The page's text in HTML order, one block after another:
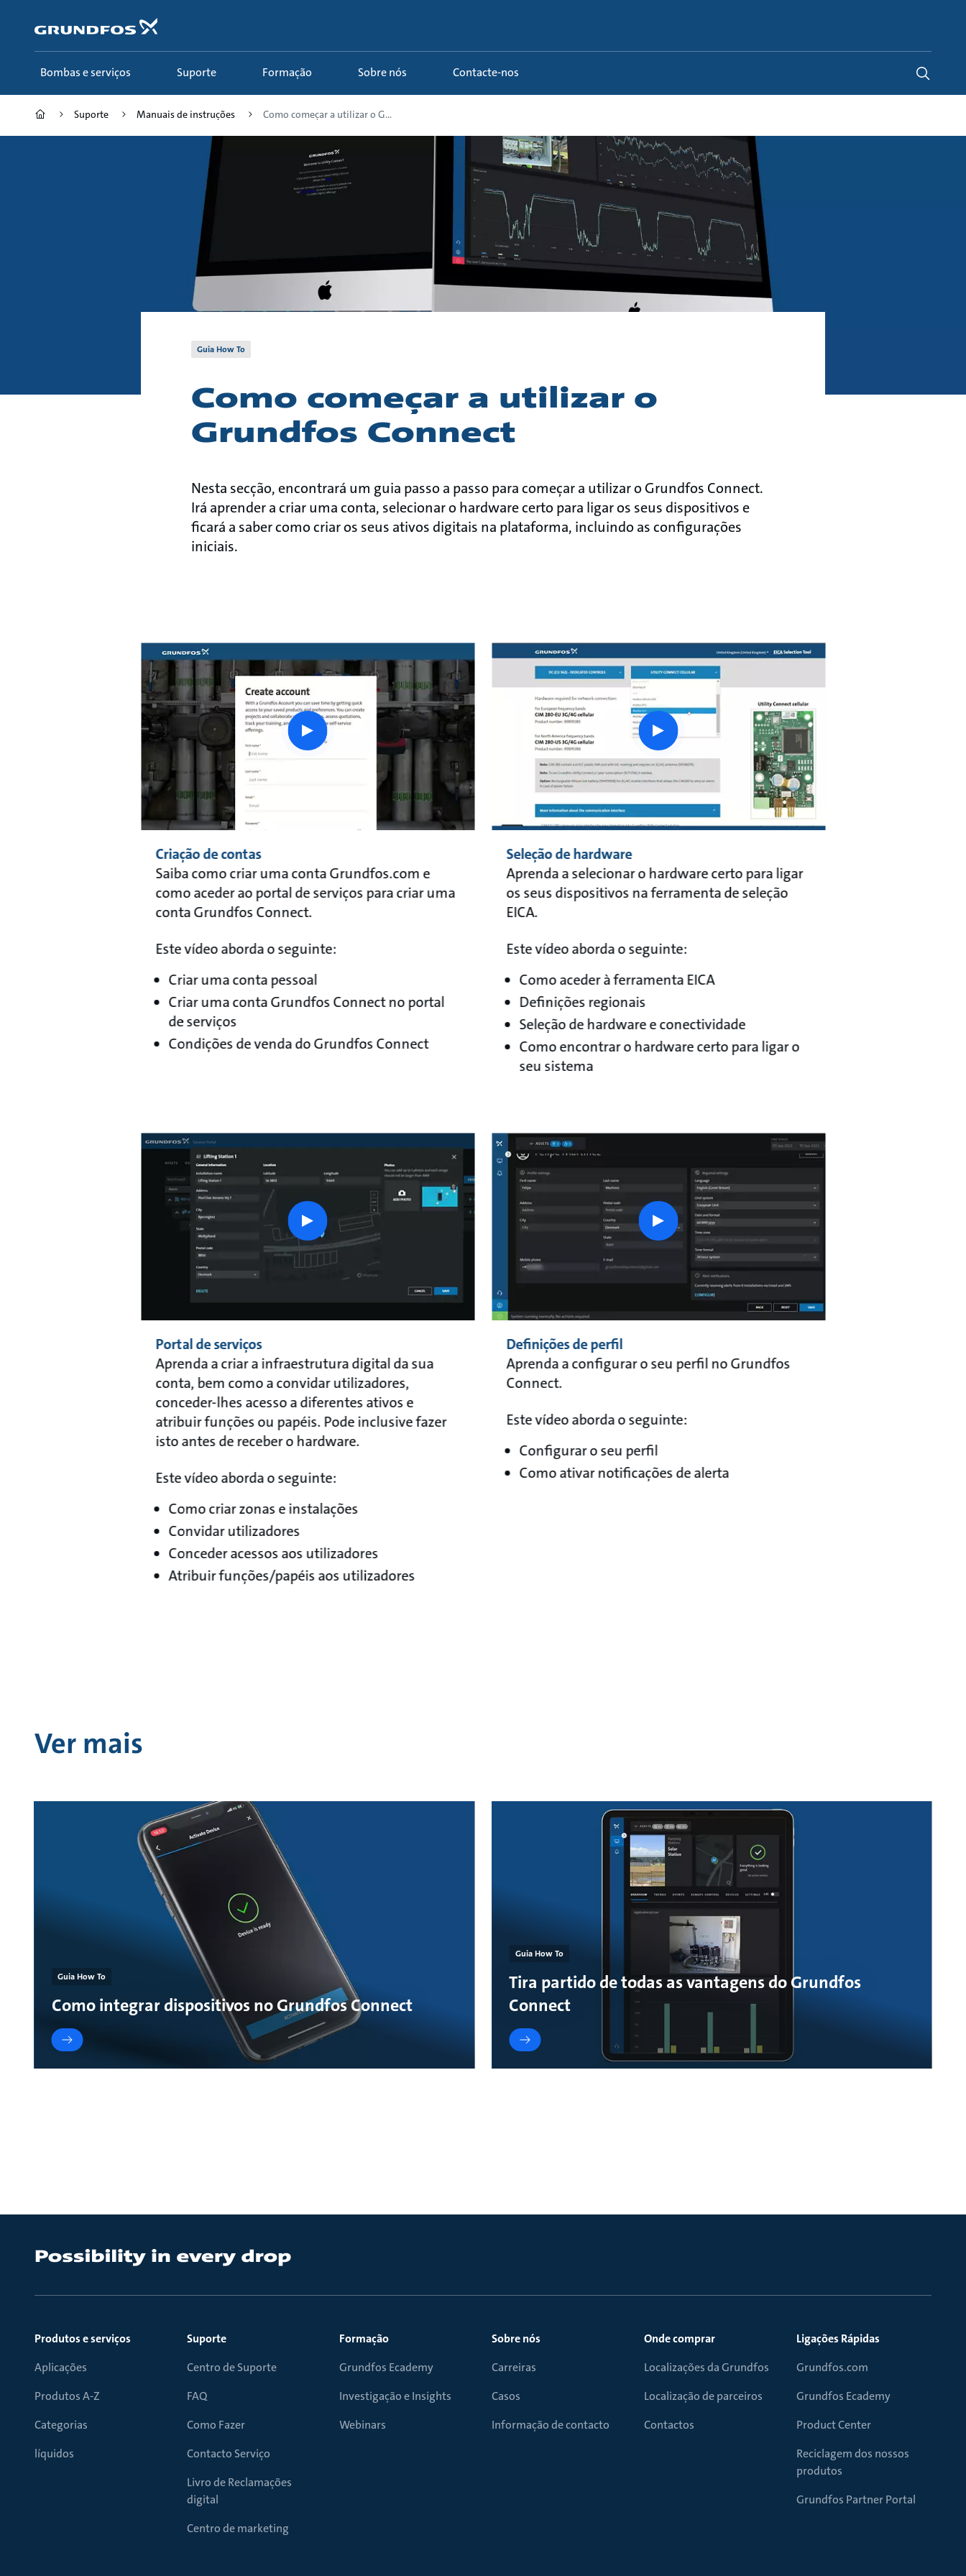
conteúdo
principal
Bombas e serviços Suporte Formação Sobre nós Contacte-nos
Suporte Manuais de instruções Como começar a utilizar o G...
Guia How To
Como começar a utilizar o
Grundfos Connect
Nesta secção, encontrará um guia passo a passo para começar a utilizar o Grundfos Connect.
Irá aprender a criar uma conta, selecionar o hardware certo para ligar os seus dispositivos e
ficará a saber como criar os seus ativos digitais na plataforma, incluindo as configurações
iniciais.
play
button
Criação de contas
Saiba como criar uma conta Grundfos.com e
como aceder ao portal de serviços para criar uma
conta Grundfos Connect.
Este vídeo aborda o seguinte: ​
Criar uma conta pessoal
Criar uma conta Grundfos Connect no portal
de serviços
Condições de venda do Grundfos Connect
play
button
Seleção de hardware
Aprenda a selecionar o hardware certo para ligar
os seus dispositivos na ferramenta de seleção
EICA.
Este vídeo aborda o seguinte: ​
Como aceder à ferramenta EICA
Definições regionais
Seleção de hardware e conectividade
Como encontrar o hardware certo para ligar o
seu sistema
play
button
Portal de serviços
Aprenda a criar a infraestrutura digital da sua
conta, bem como a convidar utilizadores,
conceder-lhes acesso a diferentes ativos e
atribuir funções ou papéis. ​Pode inclusive fazer
isto antes de receber o hardware.
Este vídeo aborda o seguinte: ​
Como criar zonas e instalações
Convidar utilizadores
Conceder acessos aos utilizadores
Atribuir funções/papéis aos utilizadores
play
button
Definições de perfil
Aprenda a configurar o seu perfil no Grundfos
Connect.
Este vídeo aborda o seguinte: ​
Configurar o seu perfil
Como ativar notificações de alerta
Ver mais
Guia How To
Como integrar dispositivos no Grundfos Connect
Guia How To
Tira partido de todas as vantagens do Grundfos
Connect
Produtos e serviços
Aplicações
Produtos A-Z
Categorias
líquidos
Suporte
Centro de Suporte
FAQ
Como Fazer
Contacto Serviço
Livro de Reclamações
digital
Centro de marketing
Formação
Grundfos Ecademy
Investigação e Insights
Webinars
Sobre nós
Carreiras
Casos
Informação de contacto
Onde comprar
Localizações da Grundfos
Localização de parceiros
Contactos
Ligações Rápidas
Grundfos.com
Grundfos Ecademy
Product Center
Reciclagem dos nossos
produtos
Grundfos Partner Portal